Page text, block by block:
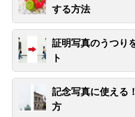
する方法
証明写真のうつり
ト
記念写真に使える
方